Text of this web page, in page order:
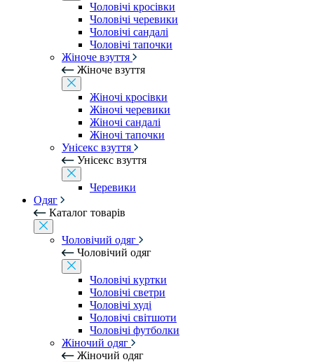
Чоловічі кросівки
Чоловічі черевики
Чоловічі сандалі
Чоловічі тапочки
Жіноче взуття
Жіноче взуття
Жіночі кросівки
Жіночі черевики
Жіночі сандалі
Жіночі тапочки
Унісекс взуття
Унісекс взуття
Черевики
Одяг
Каталог товарів
Чоловічий одяг
Чоловічий одяг
Чоловічі куртки
Чоловічі светри
Чоловічі худі
Чоловічі світшоти
Чоловічі футболки
Жіночий одяг
Жіночий одяг